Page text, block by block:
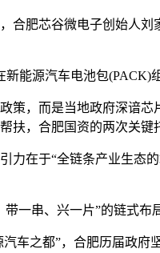
肥芯谷微电子创始人刘
新能源汽车电池包
，而是当地政府深谙芯片
扶，合肥国资的两次关键
在于“全链条产业生态的
串、兴一片”的链式布局
之都”，合肥历届政府